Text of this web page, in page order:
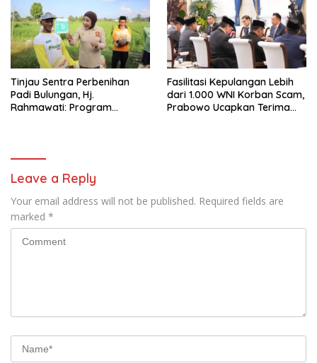
Tinjau Sentra Perbenihan
Padi Bulungan, Hj.
Rahmawati: Program
Fasilitasi Kepulangan Lebih
dari 1.000 WNI Korban Scam,
Prabowo Ucapkan Terima
Leave a Reply
Your email address will not be published. Required fields are
marked *